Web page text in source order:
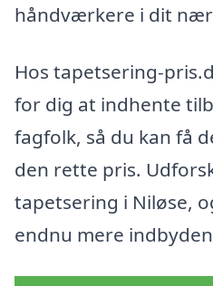
håndværkere i dit
Hos tapetsering-
for dig at indhente
fagfolk, så du kan få
den rette pris.
tapetsering i Niløse,
endnu mere